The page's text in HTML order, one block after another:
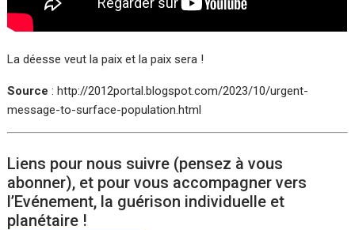
La déesse veut la paix et la paix sera !
Source :http://2012portal.blogspot.com/2023/10/urgent-
message-to-surface-population.html
Liens pour nous suivre (pensez à vous
abonner), et pour vous accompagner vers
l’Evénement, la guérison individuelle et
planétaire !